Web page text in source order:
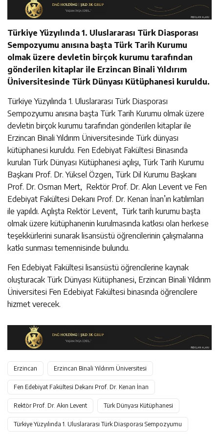
Türkiye Yüzyılında 1. Uluslararası Türk Diasporası
Sempozyumu anısına başta Türk Tarih Kurumu
olmak üzere devletin birçok kurumu tarafından
gönderilen kitaplar ile Erzincan Binali Yıldırım
Üniversitesinde Türk Dünyası Kütüphanesi kuruldu.
Türkiye Yüzyılında 1. Uluslararası Türk Diasporası
Sempozyumu anısına başta Türk Tarih Kurumu olmak üzere
devletin birçok kurumu tarafından gönderilen kitaplar ile
Erzincan Binali Yıldırım Üniversitesinde Türk dünyası
kütüphanesi kuruldu. Fen Edebiyat Fakültesi Binasında
kurulan Türk Dünyası Kütüphanesi açılışı, Türk Tarih Kurumu
Başkanı Prof. Dr. Yüksel Özgen, Türk Dil Kurumu Başkanı
Prof. Dr. Osman Mert, Rektör Prof. Dr. Akın Levent ve Fen
Edebiyat Fakültesi Dekanı Prof. Dr. Kenan İnan’ın katılımları
ile yapıldı. Açılışta Rektör Levent, Türk tarih kurumu başta
olmak üzere kütüphanenin kurulmasında katkısı olan herkese
teşekkürlerini sunarak lisansüstü öğrencilerinin çalışmalarına
katkı sunması temennisinde bulundu.
Fen Edebiyat Fakültesi lisansüstü öğrencilerine kaynak
oluşturacak Türk Dünyası Kütüphanesi, Erzincan Binali Yıldırım
Üniversitesi Fen Edebiyat Fakültesi binasında öğrencilere
hizmet verecek.
Erzincan Erzincan Binali Yıldırım Üniversitesi
Fen Edebiyat Fakültesi Dekanı Prof. Dr. Kenan İnan
Rektör Prof. Dr. Akın Levent Türk Dünyası Kütüphanesi
Türkiye Yüzyılında 1. Uluslararası Türk Diasporası Sempozyumu